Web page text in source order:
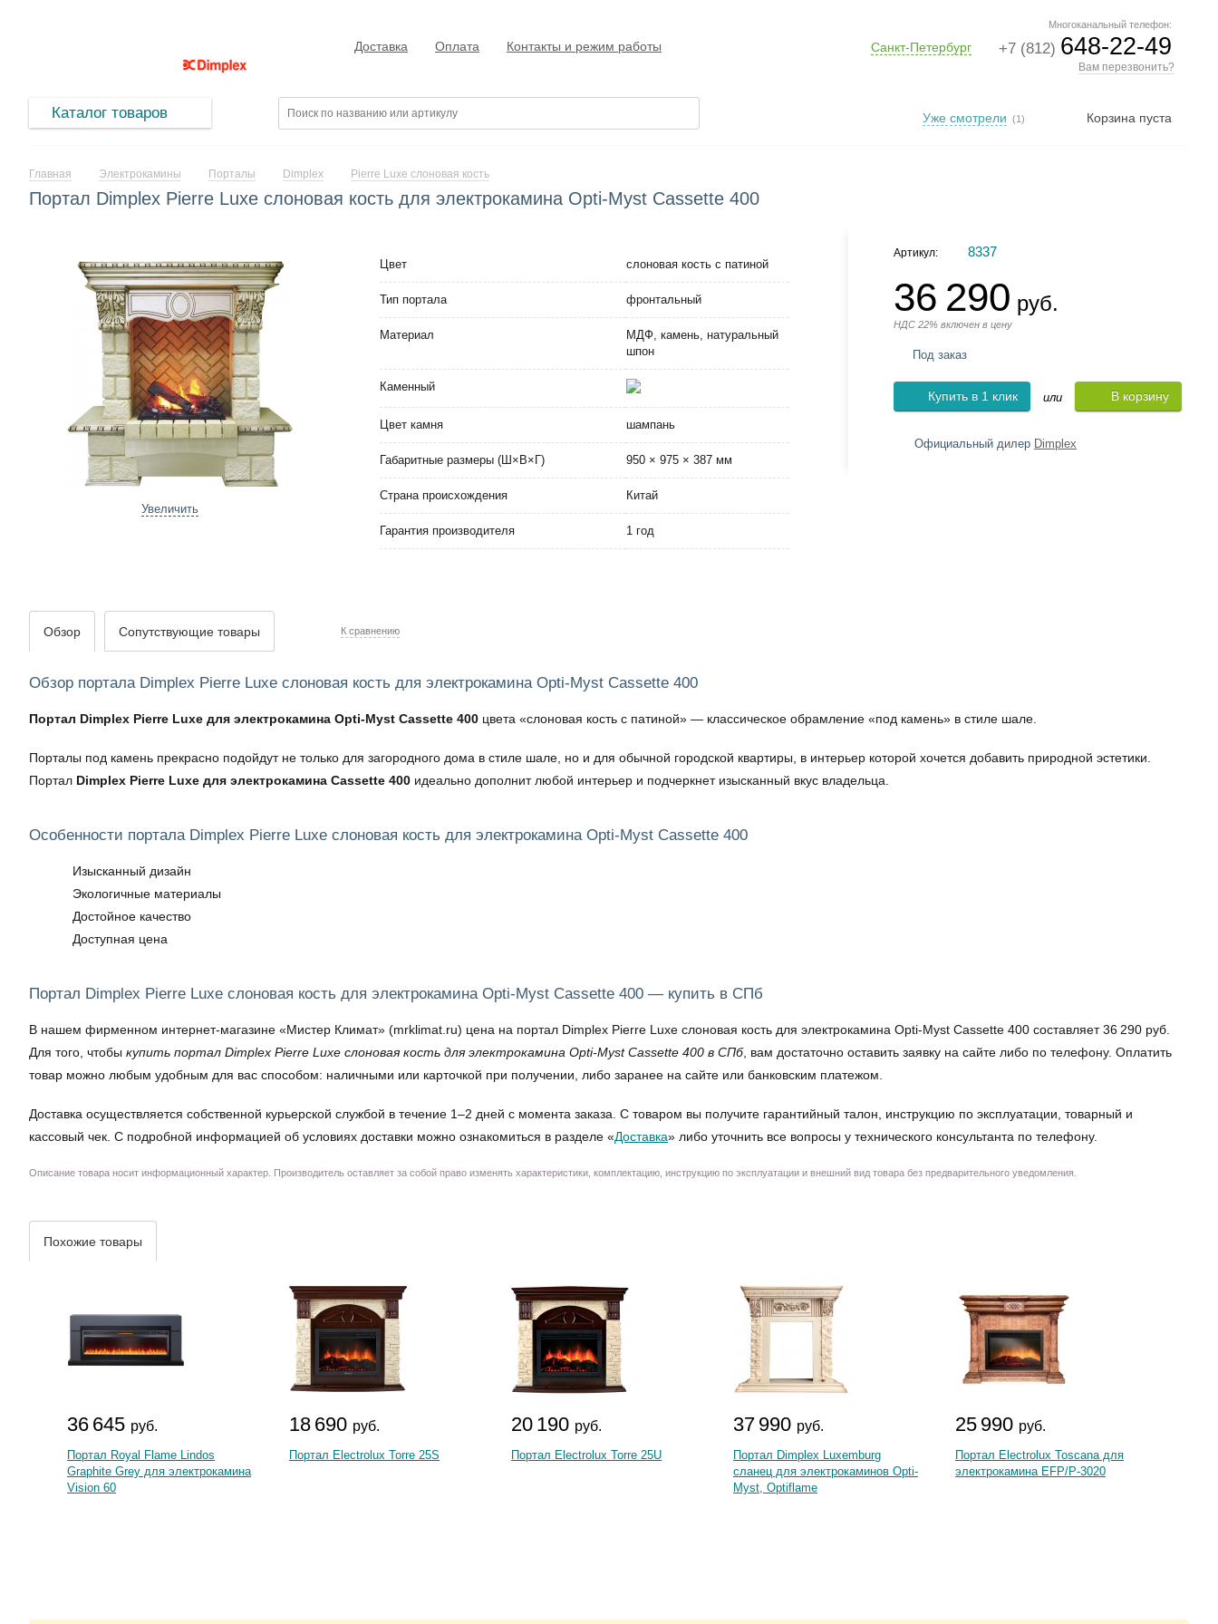
Многоканальный телефон:
+7 (812) 648-22-49
Вам перезвонить?
Санкт-Петербург
Доставка Оплата Контакты и режим работы
Каталог товаров Корзина пуста
Уже смотрели (1)
Главная Электрокамины Порталы Dimplex Pierre Luxe слоновая кость
Портал Dimplex Pierre Luxe слоновая кость для электрокамина Opti-Myst Cassette 400
Увеличить
Цвет слоновая кость с патиной
Тип портала фронтальный
Материал
МДФ, камень, натуральный
шпон
Каменный
Цвет камня шампань
Габаритные размеры (Ш×В×Г) 950 × 975 × 387 мм
Страна происхождения Китай
Гарантия производителя 1 год
Артикул: 8337
36 290 руб.
НДС 22% включен в цену
Под заказ
Купить в 1 клик или В корзину
Официальный дилер Dimplex
Обзор Сопутствующие товары К сравнению
Обзор портала Dimplex Pierre Luxe слоновая кость для электрокамина Opti-Myst Cassette 400
Портал Dimplex Pierre Luxe для электрокамина Opti-Myst Cassette 400 цвета «слоновая кость с патиной» — классическое обрамление «под камень» в стиле шале.
Порталы под камень прекрасно подойдут не только для загородного дома в стиле шале, но и для обычной городской квартиры, в интерьер которой хочется добавить природной эстетики.
Портал Dimplex Pierre Luxe для электрокамина Cassette 400 идеально дополнит любой интерьер и подчеркнет изысканный вкус владельца.
Особенности портала Dimplex Pierre Luxe слоновая кость для электрокамина Opti-Myst Cassette 400
Изысканный дизайн
Экологичные материалы
Достойное качество
Доступная цена
Портал Dimplex Pierre Luxe слоновая кость для электрокамина Opti-Myst Cassette 400 — купить в СПб
В нашем фирменном интернет-магазине «Мистер Климат» (mrklimat.ru) цена на портал Dimplex Pierre Luxe слоновая кость для электрокамина Opti-Myst Cassette 400 составляет 36 290 руб.
Для того, чтобы купить портал Dimplex Pierre Luxe слоновая кость для электрокамина Opti-Myst Cassette 400 в СПб, вам достаточно оставить заявку на сайте либо по телефону. Оплатить
товар можно любым удобным для вас способом: наличными или карточкой при получении, либо заранее на сайте или банковским платежом.
Доставка осуществляется собственной курьерской службой в течение 1–2 дней с момента заказа. С товаром вы получите гарантийный талон, инструкцию по эксплуатации, товарный и
кассовый чек. С подробной информацией об условиях доставки можно ознакомиться в разделе «Доставка» либо уточнить все вопросы у технического консультанта по телефону.
Описание товара носит информационный характер. Производитель оставляет за собой право изменять характеристики, комплектацию, инструкцию по эксплуатации и внешний вид товара без предварительного уведомления.
Похожие товары
36 645 руб.
Портал Royal Flame Lindos
Graphite Grey для электрокамина
Vision 60
18 690 руб.
Портал Electrolux Torre 25S
20 190 руб.
Портал Electrolux Torre 25U
37 990 руб.
Портал Dimplex Luxemburg
сланец для электрокаминов Opti-
Myst, Optiflame
25 990 руб.
Портал Electrolux Toscana для
электрокамина EFP/P-3020